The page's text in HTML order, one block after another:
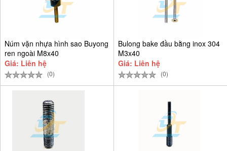
Núm vặn nhựa hình sao Buyong
ren ngoài M8x40
Giá: Liên hệ
(0)
Bulong bake đầu bằng inox 304
M3x40
Giá: Liên hệ
(0)